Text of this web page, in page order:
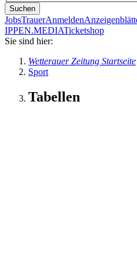
Suchen
JobsTrauerAnmelden
IPPEN.MEDIATicketshop
Sie sind hier:
Wetterauer Zeitung Startseite
Sport
Tabellen